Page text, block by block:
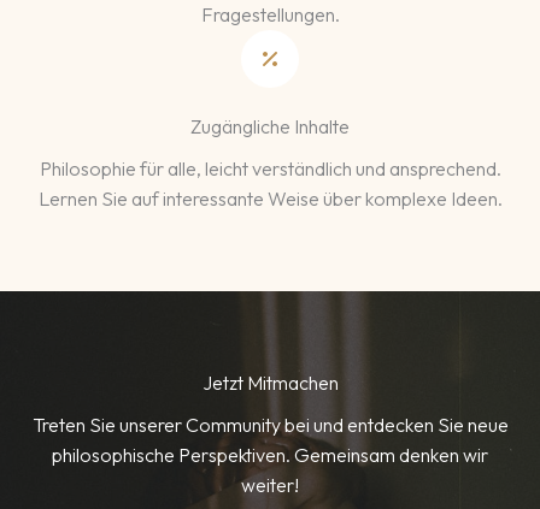
Fragestellungen.
Zugängliche Inhalte
Philosophie für alle, leicht verständlich und ansprechend.
Lernen Sie auf interessante Weise über komplexe Ideen.
Jetzt Mitmachen
Treten Sie unserer Community bei und entdecken Sie neue
philosophische Perspektiven. Gemeinsam denken wir
weiter!